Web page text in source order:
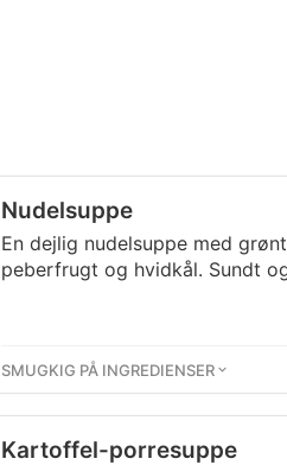
Nudelsuppe
En dejlig nudelsuppe med
peberfrugt og hvidkål. Sundt
SMUGKIG PÅ INGREDIENSER
Kartoffel-porresuppe